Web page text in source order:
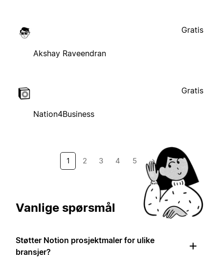
Akshay Raveendran
Gratis
Nation4Business
Gratis
1 2 3 4 5 →
Vanlige spørsmål
Støtter Notion prosjektmaler for ulike
bransjer?